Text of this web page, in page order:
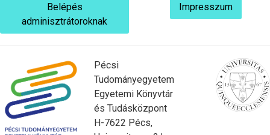
Belépés
adminisztrátoroknak
Impresszum
Pécsi
Tudományegyetem
Egyetemi Könyvtár
és Tudásközpont
H-7622 Pécs,